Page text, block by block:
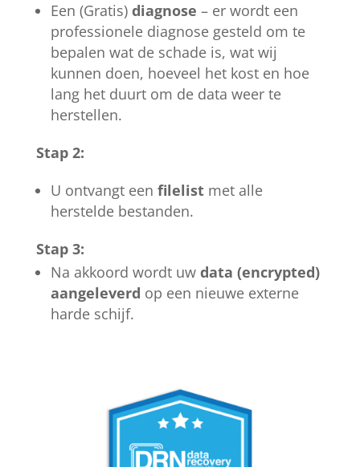
Een (Gratis) diagnose – er wordt een
professionele diagnose gesteld om te
bepalen wat de schade is, wat wij
kunnen doen, hoeveel het kost en hoe
lang het duurt om de data weer te
herstellen.
Stap 2:
U ontvangt een filelist met alle
herstelde bestanden.
Stap 3:
Na akkoord wordt uw data (encrypted)
aangeleverd op een nieuwe externe
harde schijf.